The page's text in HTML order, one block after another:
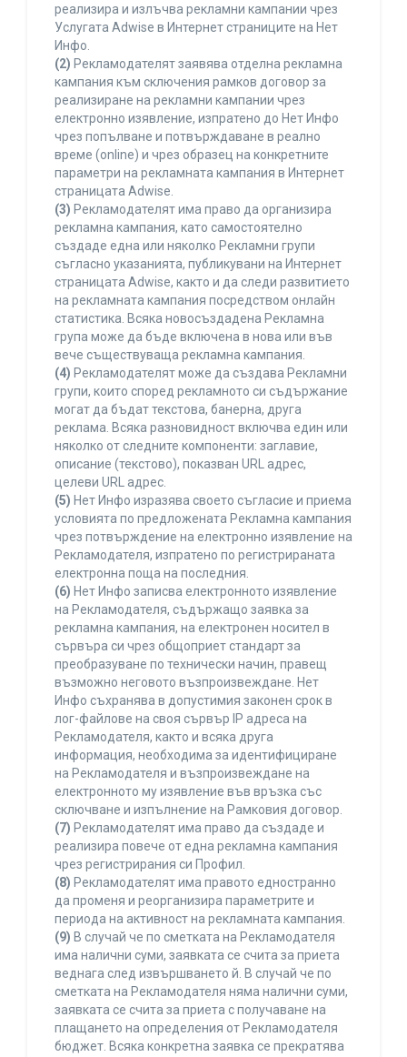
реализира и излъчва рекламни кампании чрез
Услугата Adwise в Интернет страниците на Нет
Инфо.
(2) Рекламодателят заявява отделна рекламна
кампания към сключения рамков договор за
реализиране на рекламни кампании чрез
електронно изявление, изпратено до Нет Инфо
чрез попълване и потвърждаване в реално
време (online) и чрез образец на конкретните
параметри на рекламната кампания в Интернет
страницата Adwise.
(3) Рекламодателят има право да организира
рекламна кампания, като самостоятелно
създаде една или няколко Рекламни групи
съгласно указанията, публикувани на Интернет
страницата Adwise, както и да следи развитието
на рекламната кампания посредством онлайн
статистика. Всяка новосъздадена Рекламна
група може да бъде включена в нова или във
вече съществуваща рекламна кампания.
(4) Рекламодателят може да създава Рекламни
групи, които според рекламното си съдържание
могат да бъдат текстова, банерна, друга
реклама. Всяка разновидност включва един или
няколко от следните компоненти: заглавие,
описание (текстово), показван URL адрес,
целеви URL адрес.
(5) Нет Инфо изразява своето съгласие и приема
условията по предложената Рекламна кампания
чрез потвърждение на електронно изявление на
Рекламодателя, изпратено по регистрираната
електронна поща на последния.
(6) Нет Инфо записва електронното изявление
на Рекламодателя, съдържащо заявка за
рекламна кампания, на електронен носител в
сървъра си чрез общоприет стандарт за
преобразуване по технически начин, правещ
възможно неговото възпроизвеждане. Нет
Инфо съхранява в допустимия законен срок в
лог-файлове на своя сървър IP адреса на
Рекламодателя, както и всяка друга
информация, необходима за идентифициране
на Рекламодателя и възпроизвеждане на
електронното му изявление във връзка със
сключване и изпълнение на Рамковия договор.
(7) Рекламодателят има право да създаде и
реализира повече от една рекламна кампания
чрез регистрирания си Профил.
(8) Рекламодателят има правото едностранно
да променя и реорганизира параметрите и
периода на активност на рекламната кампания.
(9) В случай че по сметката на Рекламодателя
има налични суми, заявката се счита за приета
веднага след извършването й. В случай че по
сметката на Рекламодателя няма налични суми,
заявката се счита за приета с получаване на
плащането на определения от Рекламодателя
бюджет. Всяка конкретна заявка се прекратява